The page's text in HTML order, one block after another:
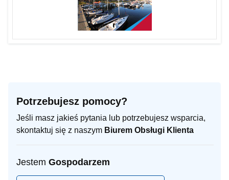
Potrzebujesz pomocy?
Jeśli masz jakieś pytania lub potrzebujesz wsparcia,
skontaktuj się z naszym Biurem Obsługi Klienta
Jestem Gospodarzem